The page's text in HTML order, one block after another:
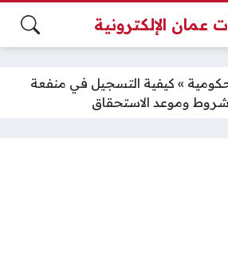
عمان الإلكترونية
» كيفية التسجيل في منفعة